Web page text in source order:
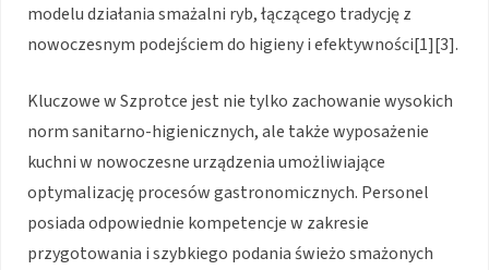
modelu działania smażalni ryb, łączącego tradycję z
nowoczesnym podejściem do higieny i efektywności[1][3].
Kluczowe w Szprotce jest nie tylko zachowanie wysokich
norm sanitarno-higienicznych, ale także wyposażenie
kuchni w nowoczesne urządzenia umożliwiające
optymalizację procesów gastronomicznych. Personel
posiada odpowiednie kompetencje w zakresie
przygotowania i szybkiego podania świeżo smażonych